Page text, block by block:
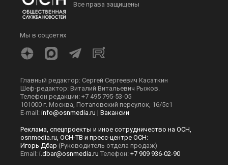
Все права защищены
Мы в соцсетях
Главный редактор: Сергей Сергеевич Касаткин
Шеф-редактор: Виталий Витальевич Рыжов.
Телефон редакции: +7 495 795-53-05
101000 г. Москва, Потаповский переулок, 16/5с1
E-mail: info@osnmedia.ru | Вакансии
Реклама, спецпроекты и иное сотрудничество на ОСН,
osnmedia.ru, ОСН-ТВ и пресс-центре ОСН:
Игорь Дбар (Руководитель отдела продаж)
Email: i.dbar@osnmedia.ru Телефон: +7 909 936-02-90